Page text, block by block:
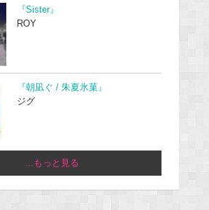
『Sister』
ROY
『朝凪ぐ / 朱夏氷菓』
ジグ
...もっと見る